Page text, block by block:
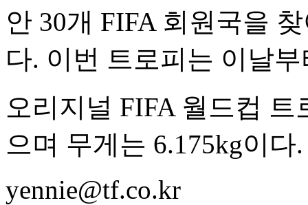
안 30개 FIFA 회원국을
다. 이번 트로피는 이날
오리지널 FIFA 월드컵
으며 무게는 6.175kg이다.
yennie@tf.co.kr